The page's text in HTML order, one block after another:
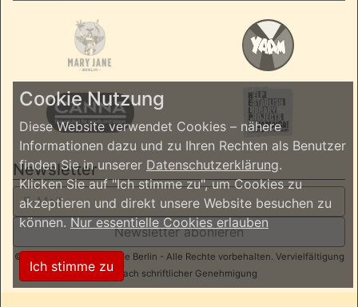
Newsletter
Newsletter abonieren
© 2026 ReggaeInBerlin.de Berlin - Alle Rechte vorbehalten. Vervielfältigung
nur nach schriftlicher Genehmigung
Cookie Nutzung
Diese Website verwendet Cookies – nähere
Informationen dazu und zu Ihren Rechten als Benutzer
finden Sie in unserer Datenschutzerklärung.
Klicken Sie auf "Ich stimme zu", um Cookies zu
akzeptieren und direkt unsere Website besuchen zu
können.Nur essentielle Cookies erlauben
Ich stimme zu